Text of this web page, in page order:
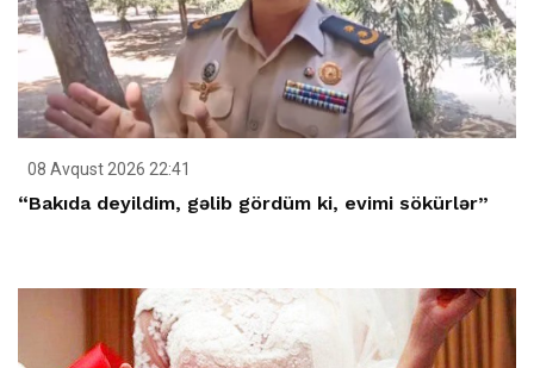
08 Avqust 2026 22:41
“Bakıda deyildim, gəlib gördüm ki, evimi sökürlər”